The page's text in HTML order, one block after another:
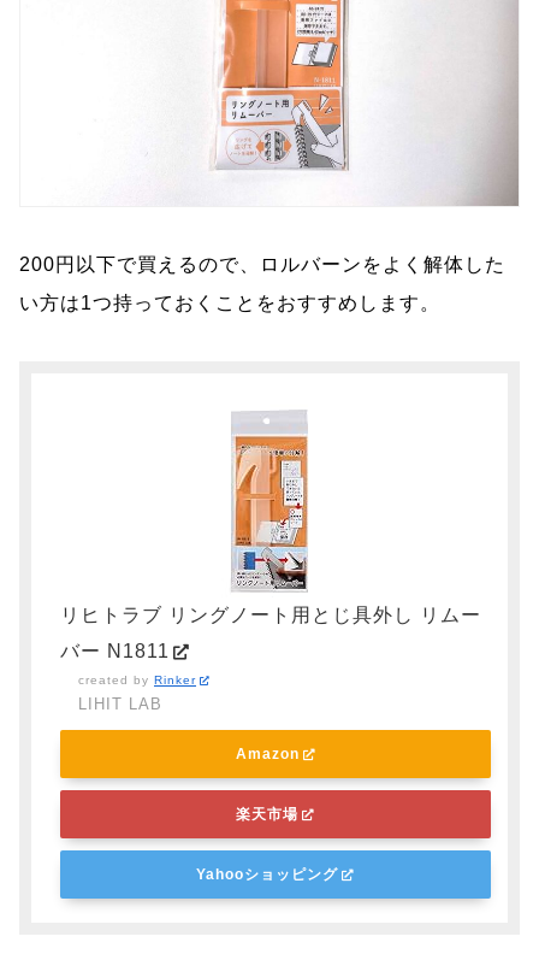
200円以下で買えるので、ロルバーンをよく解体した
い方は1つ持っておくことをおすすめします。
リヒトラブ リングノート用とじ具外し リムー
バー N1811
created by Rinker
LIHIT LAB
Amazon
楽天市場
Yahooショッピング